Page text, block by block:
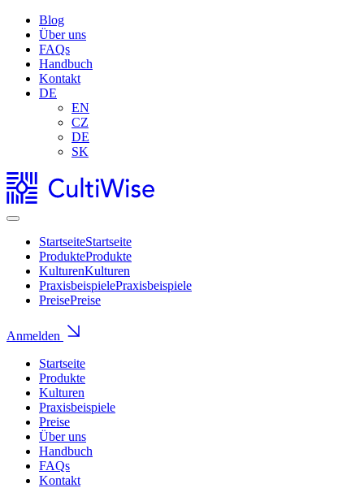
Blog
Über uns
FAQs
Handbuch
Kontakt
DE
EN
CZ
DE
SK
StartseiteStartseite
ProdukteProdukte
KulturenKulturen
PraxisbeispielePraxisbeispiele
PreisePreise
Anmelden
Startseite
Produkte
Kulturen
Praxisbeispiele
Preise
Über uns
Handbuch
FAQs
Kontakt